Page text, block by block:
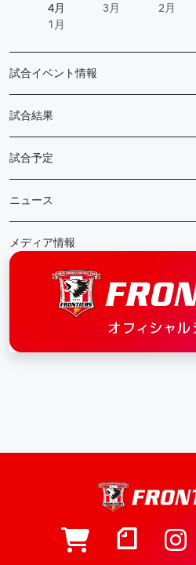
4月 3月
2月
1月
試合イベント情報
試合結果
試合予定
ニュース
メディア情報